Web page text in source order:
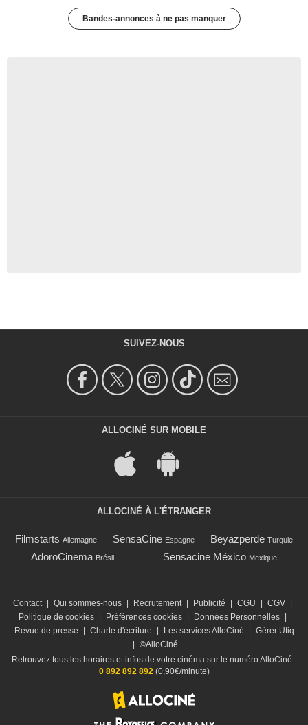
Bandes-annonces à ne pas manquer
SUIVEZ-NOUS
ALLOCINÉ SUR MOBILE
ALLOCINÉ À L'ÉTRANGER
Filmstarts Allemagne SensaCine Espagne Beyazperde Turquie
AdoroCinema Brésil Sensacine México Mexique
Contact Qui sommes-nous Recrutement Publicité CGU CGV
Politique de cookies
Préférences cookies Données Personnelles
Revue de presse
Charte d'écriture Les services AlloCiné
Gérer Utiq
©AlloCiné
Retrouvez tous les horaires et infos de votre cinéma sur le numéro AlloCiné :
0 892 892 892(0,90€/minute)